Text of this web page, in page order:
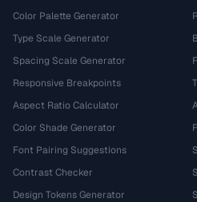
Color Palette Generator
Type Scale Generator
Spacing Scale Generator
Responsive Breakpoints
Aspect Ratio Calculator
Color Shade Generator
Font Pairing Suggestions
Contrast Checker
Design Tokens Generator